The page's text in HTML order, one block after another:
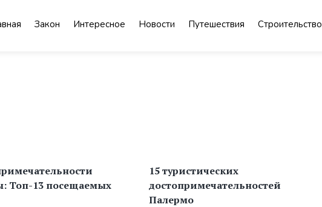
Закон Интересное Новости Путешествия Строительство
Топ-13 посещаемых
15 туристических
достопримечательностей
Палермо